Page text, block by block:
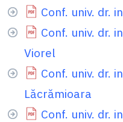
Conf. univ. dr.
Conf. univ. dr.
Viorel
Conf. univ. dr.
Lăcrămioara
Conf. univ. dr.